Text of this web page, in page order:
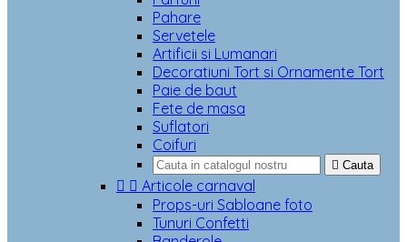
Pahare
Servetele
Artificii si Lumanari
Decoratiuni Tort si Ornamente Tort
Paie de baut
Fete de masa
Suflatori
Coifuri
 Cauta
  Articole carnaval
Props-uri Sabloane foto
Tunuri Confetti